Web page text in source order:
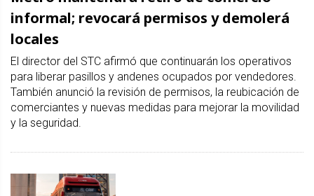
informal; revocará permisos y demolerá
locales
El director del STC afirmó que continuarán los operativos
para liberar pasillos y andenes ocupados por vendedores.
También anunció la revisión de permisos, la reubicación de
comerciantes y nuevas medidas para mejorar la movilidad
y la seguridad.